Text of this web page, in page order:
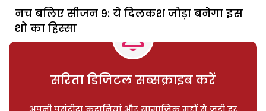
नच बलिए सीजन 9: ये दिलकश जोड़ा बनेगा इस
शो का हिस्सा
सरिता डिजिटल सब्सक्राइब करें